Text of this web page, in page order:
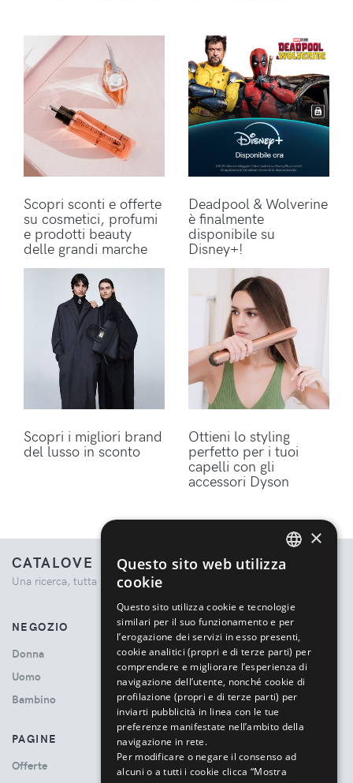
Scopri sconti e offerte
su cosmetici, profumi
e prodotti beauty
delle grandi marche
Deadpool & Wolverine
è finalmente
disponibile su
Disney+!
Scopri i migliori brand
del lusso in sconto
Ottieni lo styling
perfetto per i tuoi
capelli con gli
accessori Dyson
CATALOVE
Una ricerca, tutta la moda.
NEGOZIO
Donna
Uomo
Bambino
PAGINE
Offerte
×
Questo sito web utilizza
cookie
Questo sito utilizza cookie e tecnologie
similari per il suo funzionamento e per
l’erogazione dei servizi in esso presenti,
cookie analitici (propri e di terze parti) per
comprendere e migliorare l’esperienza di
navigazione dell’utente, nonché cookie di
profilazione (propri e di terze parti) per
inviarti pubblicità in linea con le tue
preferenze manifestate nell’ambito della
navigazione in rete.
Per modificare o negare il consenso ad
alcuni o a tutti i cookie clicca “Mostra